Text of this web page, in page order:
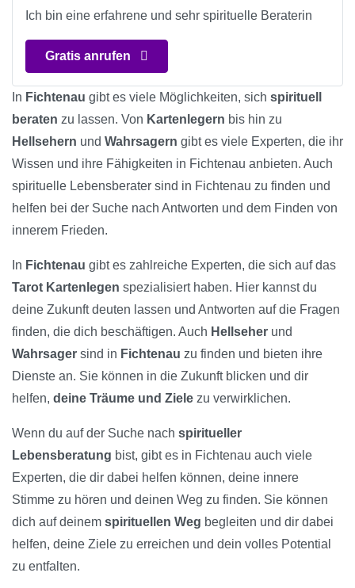
Ich bin eine erfahrene und sehr spirituelle Beraterin
Gratis anrufen
In Fichtenau gibt es viele Möglichkeiten, sich spirituell
beraten zu lassen. Von Kartenlegern bis hin zu
Hellsehern und Wahrsagern gibt es viele Experten, die ihr
Wissen und ihre Fähigkeiten in Fichtenau anbieten. Auch
spirituelle Lebensberater sind in Fichtenau zu finden und
helfen bei der Suche nach Antworten und dem Finden von
innerem Frieden.
In Fichtenau gibt es zahlreiche Experten, die sich auf das
Tarot Kartenlegen spezialisiert haben. Hier kannst du
deine Zukunft deuten lassen und Antworten auf die Fragen
finden, die dich beschäftigen. Auch Hellseher und
Wahrsager sind in Fichtenau zu finden und bieten ihre
Dienste an. Sie können in die Zukunft blicken und dir
helfen, deine Träume und Ziele zu verwirklichen.
Wenn du auf der Suche nach spiritueller
Lebensberatung bist, gibt es in Fichtenau auch viele
Experten, die dir dabei helfen können, deine innere
Stimme zu hören und deinen Weg zu finden. Sie können
dich auf deinem spirituellen Weg begleiten und dir dabei
helfen, deine Ziele zu erreichen und dein volles Potential
zu entfalten.